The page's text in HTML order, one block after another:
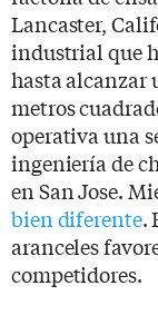
Lancaster,
industrial que
hasta alcanzar
metros
operativa una
ingeniería de
en San Jose.
bien diferente.
aranceles
competidores.